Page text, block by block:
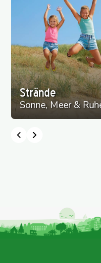
Strände
Sonne, Meer &